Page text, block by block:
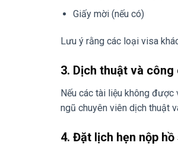
Giấy mời (nếu có)
Lưu ý rằng các loại visa
3. Dịch thuật và công
Nếu các tài liệu không được
ngũ chuyên viên dịch thuật
4. Đặt lịch hẹn nộp